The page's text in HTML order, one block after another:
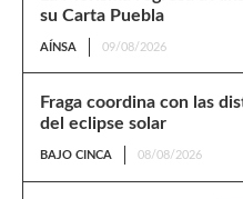
su Carta Puebla
AÍNSA 09/08/2026
Fraga coordina con las
del eclipse solar
BAJO CINCA 08/08/2026